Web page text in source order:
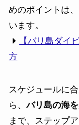
めのポイントは
います。
【バリ島ダイ
方
スケジュールに
ら、バリ島の海
まで、ステップ